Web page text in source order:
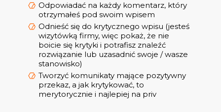
Odpowiadać na każdy komentarz, który
otrzymałeś pod swoim wpisem
Odnieść się do krytycznego wpisu (jesteś
wizytówką firmy, więc pokaż, że nie
boicie się krytyki i potrafisz znaleźć
rozwiązanie lub uzasadnić swoje / wasze
stanowisko)
Tworzyć komunikaty mające pozytywny
przekaz, a jak krytykować, to
merytorycznie i najlepiej na priv